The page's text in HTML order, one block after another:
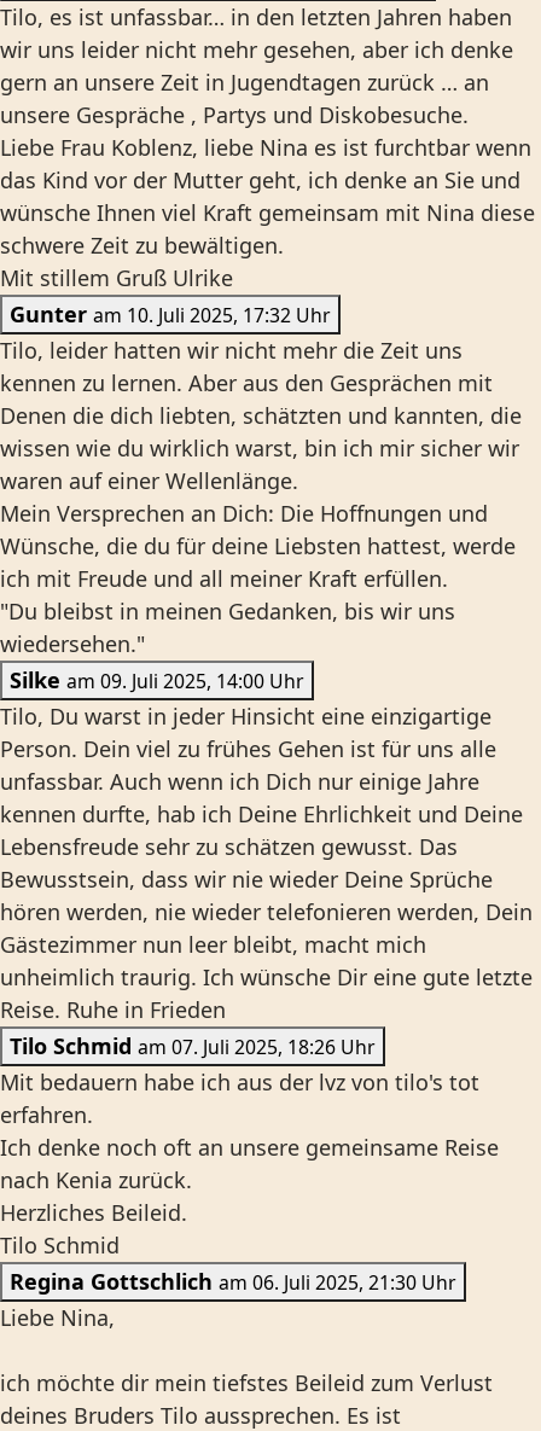
Tilo, es ist unfassbar… in den letzten Jahren haben
wir uns leider nicht mehr gesehen, aber ich denke
gern an unsere Zeit in Jugendtagen zurück … an
unsere Gespräche , Partys und Diskobesuche.
Liebe Frau Koblenz, liebe Nina es ist furchtbar wenn
das Kind vor der Mutter geht, ich denke an Sie und
wünsche Ihnen viel Kraft gemeinsam mit Nina diese
schwere Zeit zu bewältigen.
Mit stillem Gruß Ulrike
Gunter
am 10. Juli 2025, 17:32 Uhr
Tilo, leider hatten wir nicht mehr die Zeit uns
kennen zu lernen. Aber aus den Gesprächen mit
Denen die dich liebten, schätzten und kannten, die
wissen wie du wirklich warst, bin ich mir sicher wir
waren auf einer Wellenlänge.
Mein Versprechen an Dich: Die Hoffnungen und
Wünsche, die du für deine Liebsten hattest, werde
ich mit Freude und all meiner Kraft erfüllen.
"Du bleibst in meinen Gedanken, bis wir uns
wiedersehen."
Silke
am 09. Juli 2025, 14:00 Uhr
Tilo, Du warst in jeder Hinsicht eine einzigartige
Person. Dein viel zu frühes Gehen ist für uns alle
unfassbar. Auch wenn ich Dich nur einige Jahre
kennen durfte, hab ich Deine Ehrlichkeit und Deine
Lebensfreude sehr zu schätzen gewusst. Das
Bewusstsein, dass wir nie wieder Deine Sprüche
hören werden, nie wieder telefonieren werden, Dein
Gästezimmer nun leer bleibt, macht mich
unheimlich traurig. Ich wünsche Dir eine gute letzte
Reise. Ruhe in Frieden
Tilo Schmid
am 07. Juli 2025, 18:26 Uhr
Mit bedauern habe ich aus der lvz von tilo's tot
erfahren.
Ich denke noch oft an unsere gemeinsame Reise
nach Kenia zurück.
Herzliches Beileid.
Tilo Schmid
Regina Gottschlich
am 06. Juli 2025, 21:30 Uhr
Liebe Nina,
ich möchte dir mein tiefstes Beileid zum Verlust
deines Bruders Tilo aussprechen. Es ist